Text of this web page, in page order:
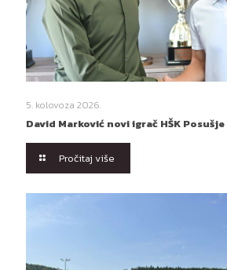
5. kolovoza 2026.
David Marković novi igrač HŠK Posušje
Pročitaj više